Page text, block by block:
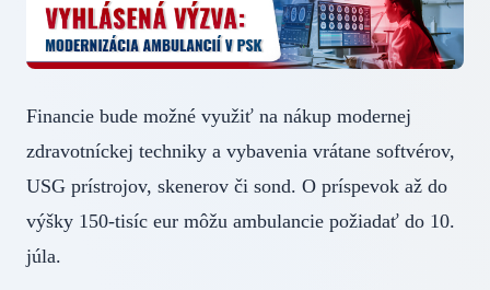
Financie bude možné využiť na nákup modernej
zdravotníckej techniky a vybavenia vrátane softvérov,
USG prístrojov, skenerov či sond. O príspevok až do
výšky 150-tisíc eur môžu ambulancie požiadať do 10.
júla.